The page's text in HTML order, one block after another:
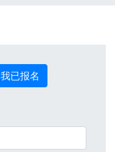
我已报名